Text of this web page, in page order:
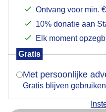
Ontvang voor min.
10% donatie aan
Elk moment
Gratis
Met persoonlijke
Gratis blijven gebruiken
Indien je hier nog
verschijnt er zo een
Is goed,
Nu niet,